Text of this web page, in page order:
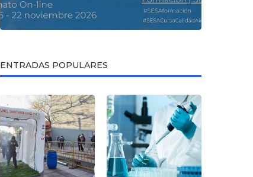
ENTRADAS POPULARES